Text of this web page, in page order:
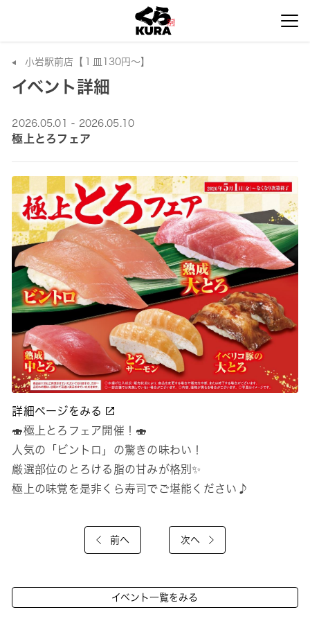
小岩駅前店【１皿130円～】
イベント詳細
2026.05.01 - 2026.05.10
極上とろフェア
詳細ページをみる
🍣極上とろフェア開催！🍣
人気の「ビントロ」の驚きの味わい！
厳選部位のとろける脂の甘みが格別✨
極上の味覚を是非くら寿司でご堪能ください♪
前へ 次へ
イベント一覧をみる